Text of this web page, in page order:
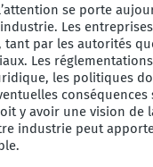
se porte
Les
tant par les autorités
Les réglementations
les politiques
conséquences
y avoir une vision de
industrie peut